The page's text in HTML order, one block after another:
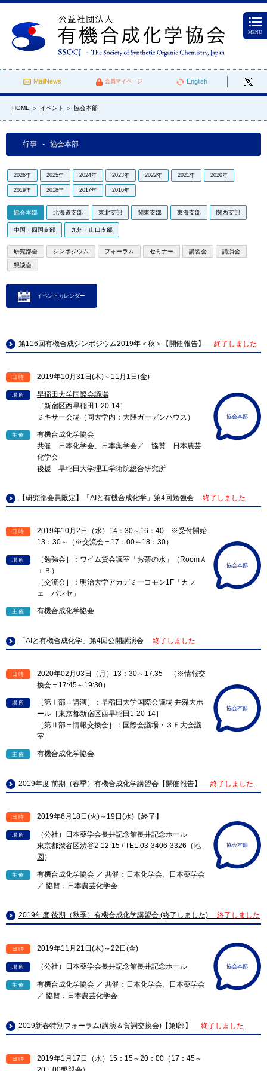
MailNews 会員マイページ English
MENU
HOME > イベント > 協会本部
行事 - 協会本部
2026年 2025年 2024年 2023年 2022年 2021年 2020年
2019年 2018年 2017年 2016年
協会本部 北海道支部 東北支部 関東支部 東海支部 関西支部
中国・四国支部 九州・山口支部
研究部会 シンポジウム フォーラム セミナー 講習会 講演会
懇談会
イベントカレンダー
第116回有機合成シンポジウム2019年＜秋＞【開催報告】 終了しました
日時 2019年10月31日(木)～11月1日(金)
場所
早稲田大学国際会議場
［新宿区西早稲田1-20-14］
ミキサー会場（同大学内：大隈ガーデンハウス）
主催
有機合成化学協会
共催 日本化学会、日本薬学会／ 協賛 日本農芸
化学会
後援 早稲田大学理工学術院総合研究所
協会本部
【研究部会員限定】「AIと有機合成化学」第4回勉強会 終了しました
日時
2019年10月2日（水）14：30～16：40 ※受付開始
13：30～（※交流会＝17：00～18：30）
場所
［勉強会］：ワイム貸会議室「お茶の水」（RoomＡ
＋Ｂ）
［交流会］：明治大学アカデミーコモン1F「カフ
ェ パンセ」
主催 有機合成化学協会
協会本部
「AIと有機合成化学」第4回公開講演会 終了しました
日時
2020年02月03日（月）13：30～17:35 （※情報交
換会＝17:45～19:30）
場所
［第Ⅰ部＝講演］：早稲田大学国際会議場 井深大ホ
ール［東京都新宿区西早稲田1-20-14］
［第Ⅱ部＝情報交換会］：国際会議場・３Ｆ大会議
室
主催 有機合成化学協会
協会本部
2019年度 前期（春季）有機合成化学講習会【開催報告】 終了しました
日時 2019年6月18日(火)～19日(水)【終了】
場所
（公社）日本薬学会長井記念館長井記念ホール
東京都渋谷区渋谷2-12-15 / TEL.03-3406-3326（地
図 ）
主催
有機合成化学協会 ／ 共催：日本化学会、日本薬学会
／ 協賛：日本農芸化学会
協会本部
2019年度 後期（秋季）有機合成化学講習会 (終了しました) 終了しました
日時 2019年11月21日(木)～22日(金)
場所 （公社）日本薬学会長井記念館長井記念ホール
主催
有機合成化学協会 ／ 共催：日本化学会、日本薬学会
／ 協賛：日本農芸化学会
協会本部
2019新春特別フォーラム(講演＆賀詞交換会)【第I部】 終了しました
日時
2019年1月17日（水）15：15～20：00（17：45～